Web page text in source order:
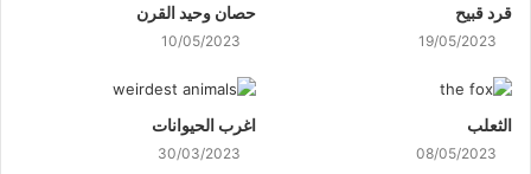
قرد قبيح
19/05/2023
حصان وحيد القرن
10/05/2023
الثعلب
08/05/2023
اغرب الحيوانات
30/03/2023